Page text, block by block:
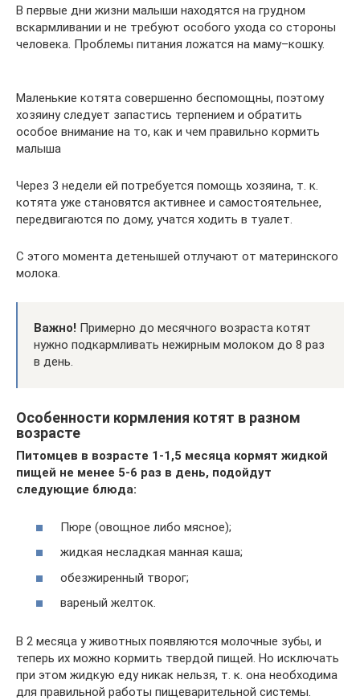
В первые дни жизни малыши находятся на грудном
вскармливании и не требуют особого ухода со стороны
человека. Проблемы питания ложатся на маму–кошку.
Маленькие котята совершенно беспомощны, поэтому
хозяину следует запастись терпением и обратить
особое внимание на то, как и чем правильно кормить
малыша
Через 3 недели ей потребуется помощь хозяина, т. к.
котята уже становятся активнее и самостоятельнее,
передвигаются по дому, учатся ходить в туалет.
С этого момента детенышей отлучают от материнского
молока.
Важно! Примерно до месячного возраста котят
нужно подкармливать нежирным молоком до 8 раз
в день.
Особенности кормления котят в разном
возрасте
Питомцев в возрасте 1-1,5 месяца кормят жидкой
пищей не менее 5-6 раз в день, подойдут
следующие блюда:
Пюре (овощное либо мясное);
жидкая несладкая манная каша;
обезжиренный творог;
вареный желток.
В 2 месяца у животных появляются молочные зубы, и
теперь их можно кормить твердой пищей. Но исключать
при этом жидкую еду никак нельзя, т. к. она необходима
для правильной работы пищеварительной системы.